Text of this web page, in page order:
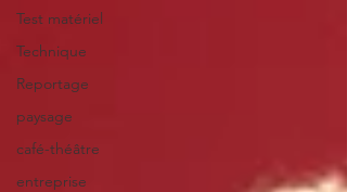
Test matériel
Technique
Reportage
paysage
café-théâtre
entreprise